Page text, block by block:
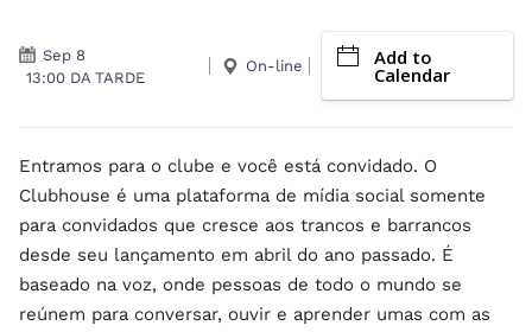
Sep 8
13:00 DA TARDE
On-line Add to
Calendar
Entramos para o clube e você está convidado. O
Clubhouse é uma plataforma de mídia social somente
para convidados que cresce aos trancos e barrancos
desde seu lançamento em abril do ano passado. É
baseado na voz, onde pessoas de todo o mundo se
reúnem para conversar, ouvir e aprender umas com as